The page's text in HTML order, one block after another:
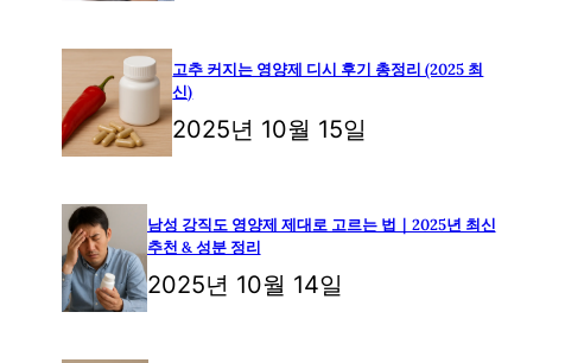
고추 커지는 영양제 디시 후기 총정리 (2025 최
신)
2025년 10월 15일
남성 강직도 영양제 제대로 고르는 법｜2025년 최신
추천 & 성분 정리
2025년 10월 14일